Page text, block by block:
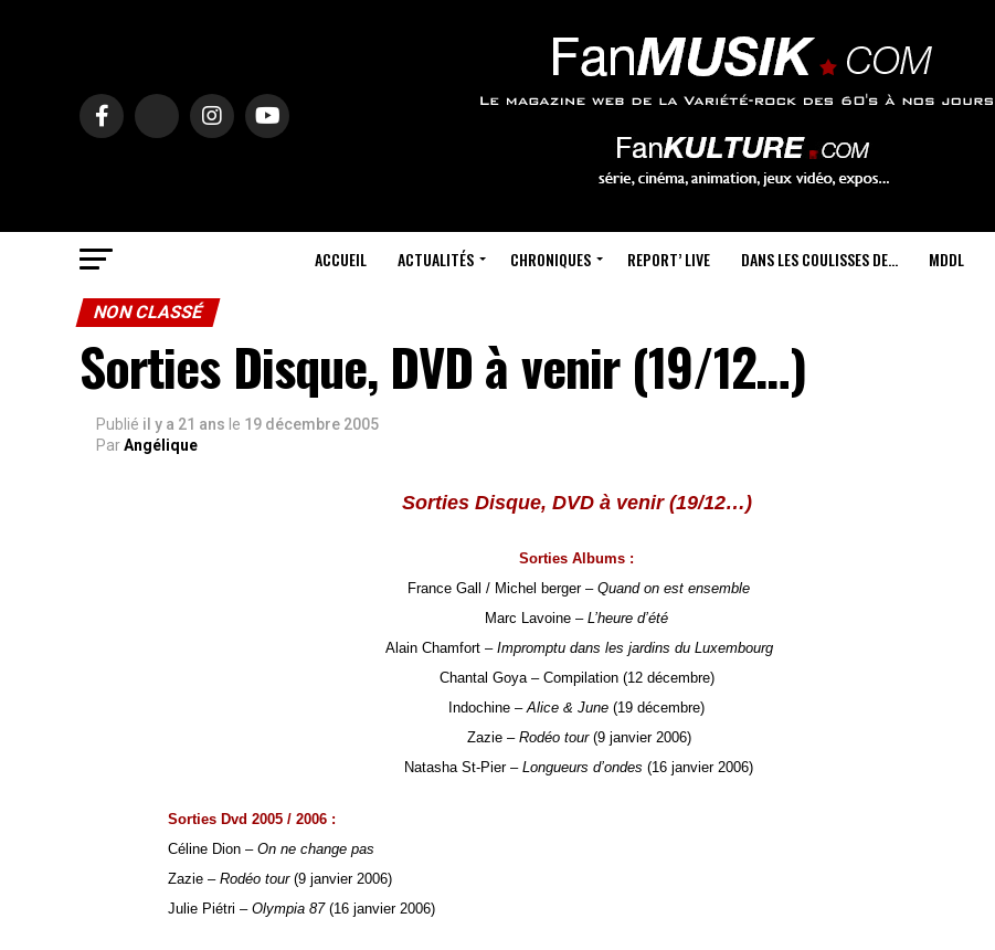
ACCUEIL ACTUALITÉS CHRONIQUES REPORT’ LIVE DANS LES COULISSES DE… MDDL
NON CLASSÉ
Sorties Disque, DVD à venir (19/12…)
Publié il y a 21 ans le 19 décembre 2005
ParAngélique
Sorties Disque, DVD à venir (19/12…)
Sorties Albums :
France Gall / Michel berger – Quand on est ensemble
Marc Lavoine – L’heure d’été
Alain Chamfort – Impromptu dans les jardins du Luxembourg
Chantal Goya – Compilation (12 décembre)
Indochine –Alice & June (19 décembre)
Zazie – Rodéo tour(9 janvier 2006)
Natasha St-Pier – Longueurs d’ondes (16 janvier 2006)
Sorties Dvd 2005 / 2006 :
Céline Dion – On ne change pas
Zazie – Rodéo tour(9 janvier 2006)
Julie Piétri – Olympia 87(16 janvier 2006)